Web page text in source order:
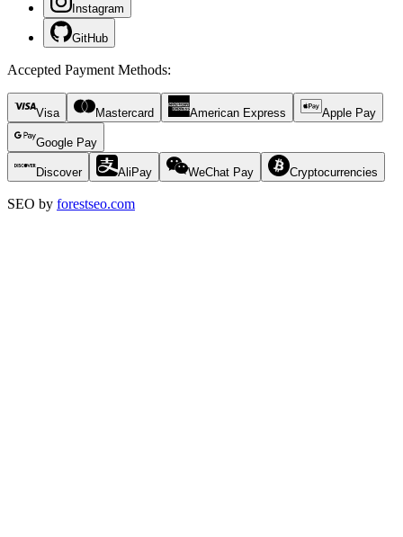
Instagram
GitHub
Accepted Payment Methods:
Visa Mastercard American Express Apple Pay
Google Pay
Discover AliPay WeChat Pay Cryptocurrencies
SEO by forestseo.com